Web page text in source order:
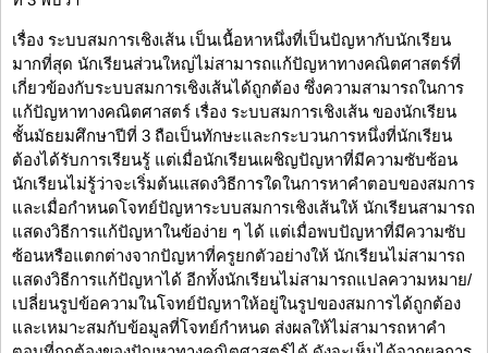
เรื่อง ระบบสมการเชิงเส้น เป็นเนื้อหาหนึ่งที่เป็นปัญหากับนักเรียน
มากที่สุด นักเรียนส่วนใหญ่ไม่สามารถแก้ปัญหาทางคณิตศาสตร์ที่
เกี่ยวข้องกับระบบสมการเชิงเส้นได้ถูกต้อง ซึ่งความสามารถในการ
แก้ปัญหาทางคณิตศาสตร์ เรื่อง ระบบสมการเชิงเส้น ของนักเรียน
ชั้นมัธยมศึกษาปีที่ 3 ถือเป็นทักษะและกระบวนการหนึ่งที่นักเรียน
ต้องได้รับการเรียนรู้ แต่เมื่อนักเรียนเผชิญปัญหาที่มีความซับซ้อน
นักเรียนไม่รู้ว่าจะเริ่มต้นแสดงวิธีการใดในการหาคำตอบของสมการ
และเมื่อกำหนดโจทย์ปัญหาระบบสมการเชิงเส้นให้ นักเรียนสามารถ
แสดงวิธีการแก้ปัญหาในข้อง่าย ๆ ได้ แต่เมื่อพบปัญหาที่มีความซับ
ซ้อนหรือแตกต่างจากปัญหาที่ครูยกตัวอย่างให้ นักเรียนไม่สามารถ
แสดงวิธีการแก้ปัญหาได้ อีกทั้งนักเรียนไม่สามารถแปลความหมาย/
เปลี่ยนรูปข้อความในโจทย์ปัญหาให้อยู่ในรูปของสมการได้ถูกต้อง
และเหมาะสมกับข้อมูลที่โจทย์กำหนด ส่งผลให้ไม่สามารถหาคำ